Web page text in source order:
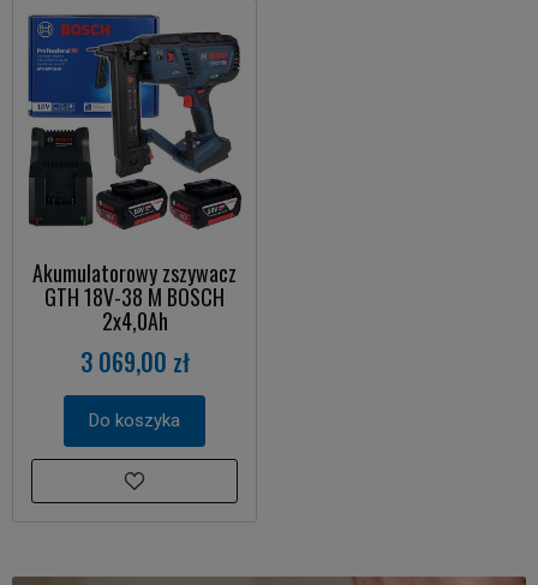
Akumulatorowy zszywacz
GTH 18V-38 M BOSCH
2x4,0Ah
3 069,00 zł
Do koszyka